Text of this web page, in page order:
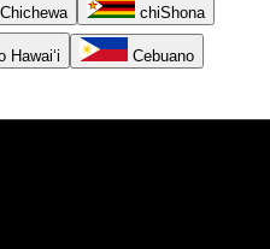
Chichewa chiShona
Hawaiʻi Cebuano